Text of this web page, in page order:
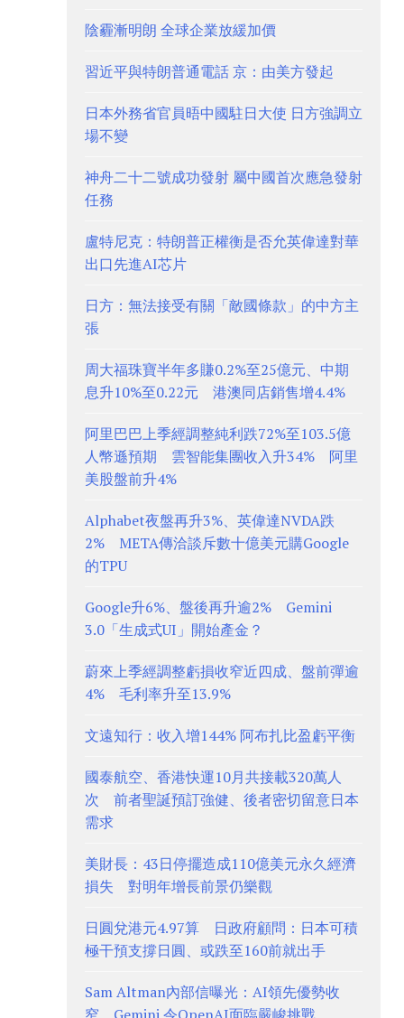
陰霾漸明朗 全球企業放緩加價
習近平與特朗普通電話 京：由美方發起
日本外務省官員晤中國駐日大使 日方強調立
場不變
神舟二十二號成功發射 屬中國首次應急發射
任務
盧特尼克：特朗普正權衡是否允英偉達對華
出口先進AI芯片
日方：無法接受有關「敵國條款」的中方主
張
周大福珠寶半年多賺0.2%至25億元、中期
息升10%至0.22元 港澳同店銷售增4.4%
阿里巴巴上季經調整純利跌72%至103.5億
人幣遜預期 雲智能集團收入升34% 阿里
美股盤前升4%
Alphabet夜盤再升3%、英偉達NVDA跌
2% META傳洽談斥數十億美元購Google
的TPU
Google升6%、盤後再升逾2% Gemini
3.0「生成式UI」開始產金？
蔚來上季經調整虧損收窄近四成、盤前彈逾
4% 毛利率升至13.9%
文遠知行：收入增144% 阿布扎比盈虧平衡
國泰航空、香港快運10月共接載320萬人
次 前者聖誕預訂強健、後者密切留意日本
需求
美財長：43日停擺造成110億美元永久經濟
損失 對明年增長前景仍樂觀
日圓兌港元4.97算 日政府顧問：日本可積
極干預支撐日圓、或跌至160前就出手
Sam Altman內部信曝光：AI領先優勢收